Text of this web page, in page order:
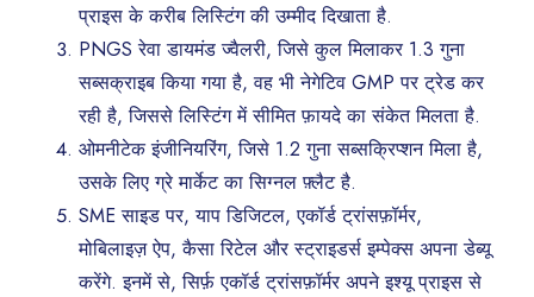
प्राइस के करीब लिस्टिंग की उम्मीद दिखाता है.
PNGS रेवा डायमंड ज्वैलरी, जिसे कुल मिलाकर 1.3 गुना
सब्सक्राइब किया गया है, वह भी नेगेटिव GMP पर ट्रेड कर
रही है, जिससे लिस्टिंग में सीमित फ़ायदे का संकेत मिलता है.
ओमनीटेक इंजीनियरिंग, जिसे 1.2 गुना सब्सक्रिप्शन मिला है,
उसके लिए ग्रे मार्केट का सिग्नल फ़्लैट है.
SME साइड पर, याप डिजिटल, एकॉर्ड ट्रांसफ़ॉर्मर,
मोबिलाइज़ ऐप, कैसा रिटेल और स्ट्राइडर्स इम्पेक्स अपना डेब्यू
करेंगे. इनमें से, सिर्फ़ एकॉर्ड ट्रांसफ़ॉर्मर अपने इश्यू प्राइस से